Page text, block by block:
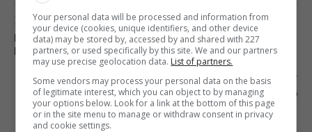
Предыдущий пост
КАК ЗАРОЖДАЛСЯ «1+1». СПЕЦПРОЕКТ «25
РОКІВ ТИ НЕ ОДИН»
Следующий пост
ТЕЛЕКАНАЛ EUROSPORT ПОКАЖЕТ ROLAND
GARROS-2020
Your personal data will be processed and information from
your device (cookies, unique identifiers, and other device
data) may be stored by, accessed by and shared with 227
partners, or used specifically by this site. We and our partners
may use precise geolocation data. List of partners.
Some vendors may process your personal data on the basis
of legitimate interest, which you can object to by managing
your options below. Look for a link at the bottom of this page
or in the site menu to manage or withdraw consent in privacy
and cookie settings.